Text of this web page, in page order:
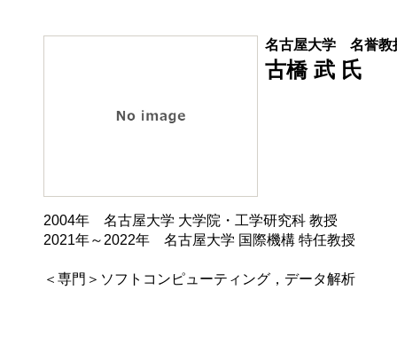
名古屋大学 名誉
古橋 武 氏
2004年 名古屋大学 大学院・工学研究科 教授
2021年～2022年 名古屋大学 国際機構 特任教授
＜専門＞ソフトコンピューティング，データ解析